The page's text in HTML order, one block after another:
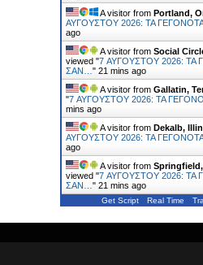
A visitor from Portland,
ΑΥΓΟΥΣΤΟΥ 2026: ΤΑ
ago
A visitor from Social
viewed "7 ΑΥΓΟΥΣΤΟΥ 2026: ΤΑ
ΣΑΝ… " 21 mins ago
A visitor from Gallatin,
"7 ΑΥΓΟΥΣΤΟΥ 2026: ΤΑ
mins ago
A visitor from Dekalb,
ΑΥΓΟΥΣΤΟΥ 2026: ΤΑ
ago
A visitor from
viewed "7 ΑΥΓΟΥΣΤΟΥ 2026: ΤΑ
ΣΑΝ… " 21 mins ago
Get Script Real Time